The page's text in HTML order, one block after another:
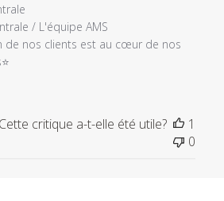
/ L'équipe AMS
de nos clients est au cœur de nos
Cette critique a-t-elle été utile?
1
0